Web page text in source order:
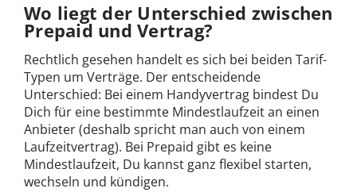
Wo liegt der Unterschied zwischen
Prepaid und Vertrag?
Rechtlich gesehen handelt es sich bei beiden Tarif-
Typen um Verträge. Der entscheidende
Unterschied: Bei einem Handyvertrag bindest Du
Dich für eine bestimmte Mindestlaufzeit an einen
Anbieter (deshalb spricht man auch von einem
Laufzeitvertrag). Bei Prepaid gibt es keine
Mindestlaufzeit, Du kannst ganz flexibel starten,
wechseln und kündigen.